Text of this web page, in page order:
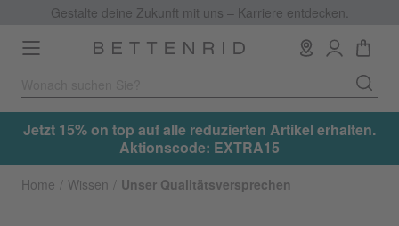
Gestalte deine Zukunft mit uns – Karriere entdecken.
Toggle
navigation
Jetzt 15% on top auf alle reduzierten Artikel erhalten.
Aktionscode: EXTRA15
Home Wissen Unser Qualitätsversprechen